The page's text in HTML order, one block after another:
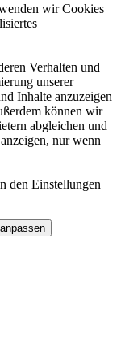
wir Cookies
Verhalten und
unserer
Inhalte anzuzeigen
können wir
abgleichen und
nur wenn
den Einstellungen